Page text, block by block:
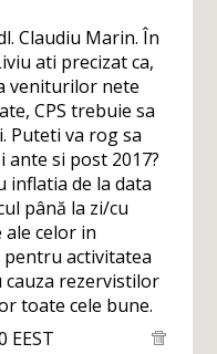
Claudiu Marin. În
ati precizat ca,
veniturilor nete
CPS trebuie sa
Puteti va rog sa
si post 2017?
inflatia de la data
până la zi/cu
celor in
pentru activitatea
rezervistilor
toate cele bune.
EEST